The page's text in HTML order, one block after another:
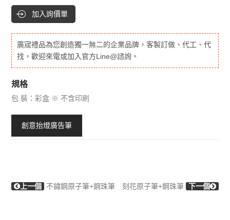
加入詢價單
廣宬禮品為您創造獨一無二的企業品牌，客製訂做、代工、代
找，歡迎來電或加入官方Line@諮詢。
規格
包 裝：彩盒 ※ 不含印刷
創意抬燈廣告筆
上一個 不鏽鋼原子筆+鋼珠筆 刻花原子筆+鋼珠筆 下一個